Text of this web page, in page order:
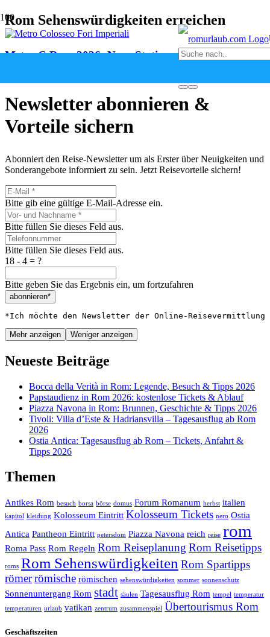
Rom Sehenswürdigkeiten erreichen
Metro C Rom 2026: Neue Stationen am Kolosseum
Newsletter abonnieren &
Vorteile sichern
Abonniert den Reise-Newsletter um als Erster über Neuigkeiten und
Sonderangebote informiert zu sein. Jetzt Reisevorteile sichern!
Bitte gib eine gültige E-Mail-Adresse ein.
Bitte füllen Sie dieses Feld aus.
Bitte füllen Sie dieses Feld aus.
18 - 4 = ?
Bitte geben Sie das Ergebnis ein, um fortzufahren
abonnieren*
*Ich möchte den Newsletter der Online-
Mehr anzeigen Weniger anzeigen
Neueste Beiträge
Bocca della Verità in Rom: Legende, Besuch & Tipps 2026
Papstaudienz in Rom 2026: kostenlose Tickets & Ablauf
Piazza Navona in Rom: Brunnen, Geschichte & Tipps 2026
Tivoli: Villa d’Este & Hadriansvilla – Tagesausflug ab Rom
2026
Ostia Antica: Tagesausflug ab Rom – Tickets, Anfahrt &
Tipps 2026
Themen
Antikes Rom besuch borsa börse domus Forum Romanum herbst italien
kapitol kleidung Kolosseum Eintritt Kolosseum Tickets nero Ostia
Antica Pantheon Eintritt petersdom Piazza Navona reich reise rom
Roma Pass Rom Regeln Rom Reiseplanung Rom Reisetipps
roms Rom Sehenswürdigkeiten Rom Spartipps
römerrömische römischen sehenswürdigkeiten sommer sonnenschutz
Sonnenuntergang Rom stadt säulen Tagesausflug Rom tempel temperatur
temperaturen urlaub vatikan zentrum zusammenspiel Übertourismus Rom
Geschäftszeiten